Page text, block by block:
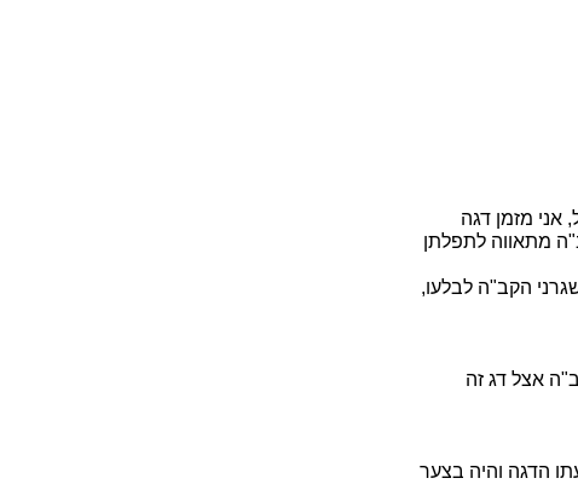
אני מזמן דגה
מתאווה לתפלתן
הקב"ה לבלעו,
אצל דג זה
הדגה והיה בצער